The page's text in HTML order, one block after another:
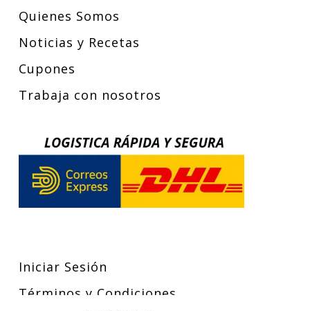
Quienes Somos
Noticias y Recetas
Cupones
Trabaja con nosotros
Iniciar Sesión
Términos y Condiciones